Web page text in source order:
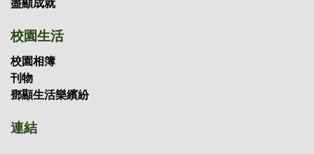
盡顯成就
校園生活
校園相簿
刊物
鄧顯生活樂繽紛
連結